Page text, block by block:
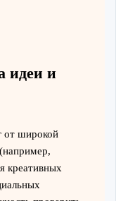
идеи и
от широкой
креативных